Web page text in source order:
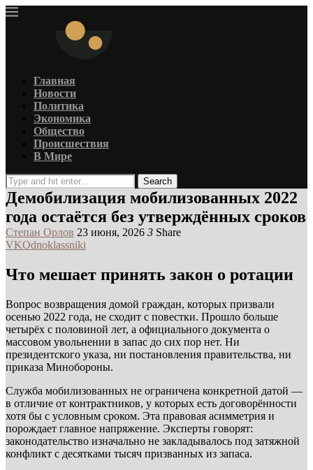
Главная
Новости
Политика
Экономика
Общество
Происшествия
В Мире
Search
Демобилизация мобилизованных 2022
года остаётся без утверждённых сроков
Степан Орлов 23 июня, 2026 3 Share
VKOdnoklassniki
Что мешает принять закон о ротации
Вопрос возвращения домой граждан, которых призвали
осенью 2022 года, не сходит с повестки. Прошло больше
четырёх с половиной лет, а официального документа о
массовом увольнении в запас до сих пор нет. Ни
президентского указа, ни постановления правительства, ни
приказа Минобороны.
Служба мобилизованных не ограничена конкретной датой —
в отличие от контрактников, у которых есть договорённости
хотя бы с условным сроком. Эта правовая асимметрия и
порождает главное напряжение. Эксперты говорят:
законодательство изначально не закладывалось под затяжной
конфликт с десятками тысяч призванных из запаса.